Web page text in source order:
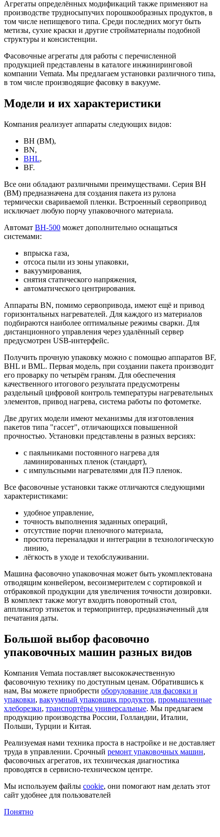
Агрегаты определённых модификаций также применяют на
производстве трудносыпучих порошкообразных продуктов, в
том числе непищевого типа. Среди последних могут быть
метизы, сухие краски и другие стройматериалы подобной
структуры и консистенции.
Фасовочные агрегаты для работы с перечисленной
продукцией представлены в каталоге инжиниринговой
компании Vemata. Мы предлагаем установки различного типа,
в том числе производящие фасовку в вакууме.
Модели и их характеристики
Компания реализует аппараты следующих видов:
BH (BM),
BN,
BHL,
BF.
Все они обладают различными преимуществами. Серия BН
(BM) предназначена для создания пакета из рулона
термически свариваемой пленки. Встроенный сервопривод
исключает любую порчу упаковочного материала.
Автомат BH-500 может дополнительно оснащаться
системами:
впрыска газа,
отсоса пыли из зоны упаковки,
вакуумирования,
снятия статического напряжения,
автоматического центрирования.
Аппараты BN, помимо сервопривода, имеют ещё и привод
горизонтальных нагревателей. Для каждого из материалов
подбираются наиболее оптимальные режимы сварки. Для
дистанционного управления через удалённый сервер
предусмотрен USB-интерфейс.
Получить прочную упаковку можно с помощью аппаратов BF,
BHL и BML. Первая модель, при создании пакета производит
его проварку по четырём граням. Для обеспечения
качественного итогового результата предусмотрены
раздельный цифровой контроль температуры нагревательных
элементов, привод нагрева, система работы по фотометке.
Две других модели имеют механизмы для изготовления
пакетов типа "гассет", отличающихся повышенной
прочностью. Установки представлены в разных версиях:
с паяльниками постоянного нагрева для
ламинированных пленок (стандарт),
с импульсными нагревателями для ПЭ пленок.
Все фасовочные установки также отличаются следующими
характеристиками:
удобное управление,
точность выполнения заданных операций,
отсутствие порчи пленочного материала,
простота переналадки и интеграции в технологическую
линию,
лёгкость в уходе и техобслуживании.
Машина фасовочно упаковочная может быть укомплектована
отводящим конвейером, весоизмерителем с сортировкой и
отбраковкой продукции для увеличения точности дозировки.
В комплект также могут входить поворотный стол,
аппликатор этикеток и термопринтер, предназначенный для
печатания даты.
Большой выбор фасовочно
упаковочных машин разных видов
Компания Vemata поставляет высококачественную
фасовочную технику по доступным ценам. Обратившись к
нам, Вы можете приобрести оборудование для фасовки и
упаковки, вакуумный упаковщик продуктов, промышленные
хлеборезки, транспортёры универсальные. Мы предлагаем
продукцию производства России, Голландии, Италии,
Польши, Турции и Китая.
Реализуемая нами техника проста в настройке и не доставляет
труда в управлении. Срочный ремонт упаковочных машин,
фасовочных агрегатов, их техническая диагностика
проводятся в сервисно-техническом центре.
Мы используем файлы cookie, они помогают нам делать этот
сайт удобнее для пользователей
Понятно